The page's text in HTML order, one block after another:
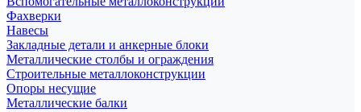
Фахверки
Навесы
Закладные детали и анкерные блоки
Металлические столбы и ограждения
Строительные металлоконструкции
Опоры несущие
Металлические балки